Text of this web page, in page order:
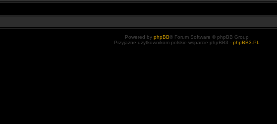
Powered by phpBB® Forum Software © phpBB Group
Przyjazne użytkownikom polskie wsparcie phpBB3 - phpBB3.PL